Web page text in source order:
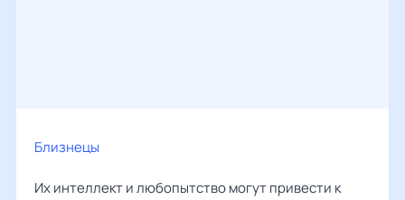
Близнецы
Их интеллект и любопытство могут привести к